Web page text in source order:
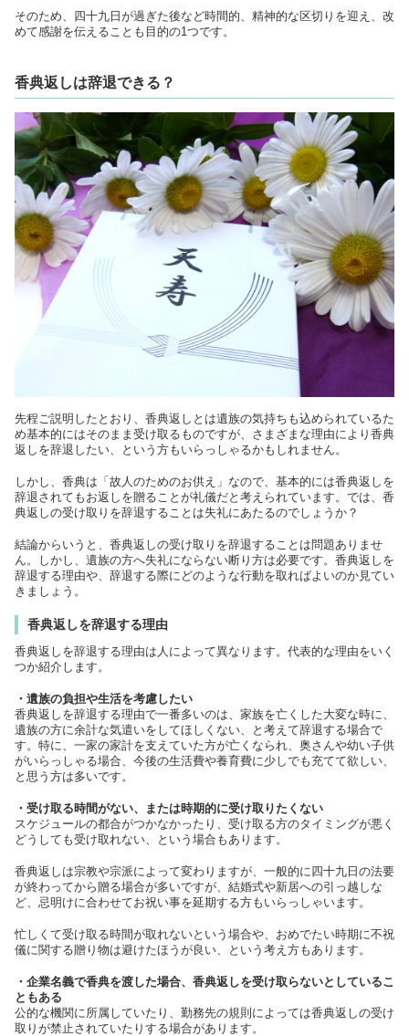
そのため、四十九日が過ぎた後など時間的、精神的な区切りを迎え、改
めて感謝を伝えることも目的の1つです。
香典返しは辞退できる？
先程ご説明したとおり、香典返しとは遺族の気持ちも込められているた
め基本的にはそのまま受け取るものですが、さまざまな理由により香典
返しを辞退したい、という方もいらっしゃるかもしれません。
しかし、香典は「故人のためのお供え」なので、基本的には香典返しを
辞退されてもお返しを贈ることが礼儀だと考えられています。では、香
典返しの受け取りを辞退することは失礼にあたるのでしょうか？
結論からいうと、香典返しの受け取りを辞退することは問題ありませ
ん。しかし、遺族の方へ失礼にならない断り方は必要です。香典返しを
辞退する理由や、辞退する際にどのような行動を取ればよいのか見てい
きましょう。
香典返しを辞退する理由
香典返しを辞退する理由は人によって異なります。代表的な理由をいく
つか紹介します。
・遺族の負担や生活を考慮したい
香典返しを辞退する理由で一番多いのは、家族を亡くした大変な時に、
遺族の方に余計な気遣いをしてほしくない、と考えて辞退する場合で
す。特に、一家の家計を支えていた方が亡くなられ、奥さんや幼い子供
がいらっしゃる場合、今後の生活費や養育費に少しでも充てて欲しい、
と思う方は多いです。
・受け取る時間がない、または時期的に受け取りたくない
スケジュールの都合がつかなかったり、受け取る方のタイミングが悪く
どうしても受け取れない、という場合もあります。
香典返しは宗教や宗派によって変わりますが、一般的に四十九日の法要
が終わってから贈る場合が多いですが、結婚式や新居への引っ越しな
ど、忌明けに合わせてお祝い事を延期する方もいらっしゃいます。
忙しくて受け取る時間が取れないという場合や、おめでたい時期に不祝
儀に関する贈り物は避けたほうが良い、という考え方もあります。
・企業名義で香典を渡した場合、香典返しを受け取らないとしているこ
ともある
公的な機関に所属していたり、勤務先の規則によっては香典返しの受け
取りが禁止されていたりする場合があります。